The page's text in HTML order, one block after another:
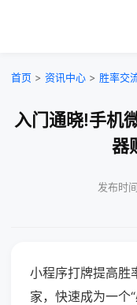
首页 > 资讯中心 > 胜率交
入门通晓!手机
器
发布时
小程序打牌提高胜
家，快速成为一个